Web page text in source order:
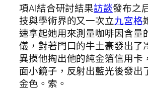
項AI結合研討結果訪談發布之
技與學術界的又一次立九宮格
速拿起她用來測量咖啡因含量
儀，對著門口的牛土豪發出了
異摸他掏出他的純金箔信用卡
面小鏡子，反射出藍光後發出
金色。索。